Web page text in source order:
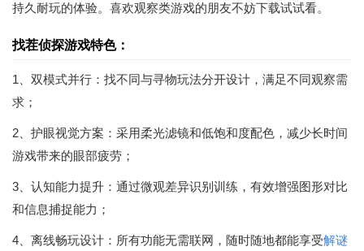
持久耐玩的体验。喜欢观察类游戏的朋友不妨下载试试看。
找茬侦探游戏特色：
1、双模式并行：找不同与寻物玩法分开设计，满足不同观察需
求；
2、护眼视觉方案：采用柔光滤镜和低饱和度配色，减少长时间
游戏带来的眼部疲劳；
3、认知能力提升：通过微观差异识别训练，有效增强图形对比
和信息捕捉能力；
4、离线畅玩设计：所有功能无需联网，随时随地都能享受解谜